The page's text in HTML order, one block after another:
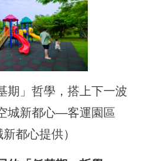
期」哲學，搭上下一波
城新都心—客運園區
都心提供）